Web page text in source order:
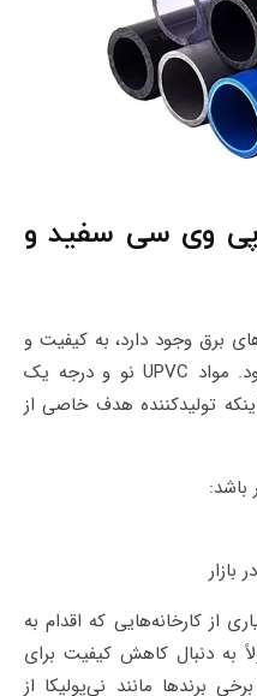
پی وی سی سفید و
برق وجود دارد، به کیفیت و
نوع مواد اولیه تولید مربوط می‌شود. مواد UPVC نو و درجه یک
تولیدکننده هدف خاصی از
باشد:
بازار
از کارخانه‌هایی که اقدام به
به دنبال کاهش کیفیت برای
برندها مانند نی‌پولیکا از